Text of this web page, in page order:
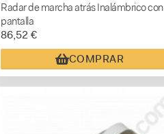
Radar de marcha atrás Inalámbrico con
pantalla
86,52 €
COMPRAR